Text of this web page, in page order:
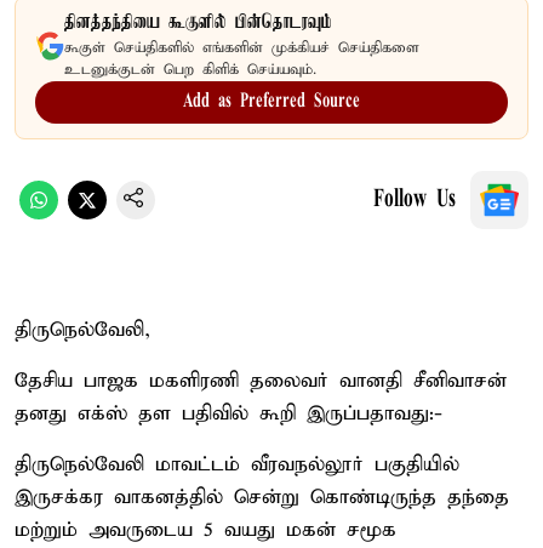
தினத்தந்தியை கூகுளில் பின்தொடரவும்
கூகுள் செய்திகளில் எங்களின் முக்கியச் செய்திகளை
உடனுக்குடன் பெற கிளிக் செய்யவும்.
Add as Preferred Source
Follow Us
திருநெல்வேலி,
தேசிய பாஜக மகளிரணி தலைவர் வானதி சீனிவாசன்
தனது எக்ஸ் தள பதிவில் கூறி இருப்பதாவது:-
திருநெல்வேலி மாவட்டம் வீரவநல்லூர் பகுதியில்
இருசக்கர வாகனத்தில் சென்று கொண்டிருந்த தந்தை
மற்றும் அவருடைய 5 வயது மகன் சமூக